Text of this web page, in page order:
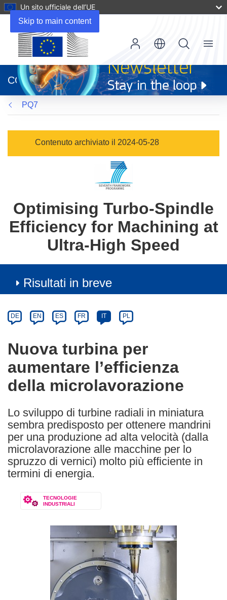
Skip to main content
Un sito ufficiale dell’UE
apre
in
una
nuova
finestra)
CORDIS
Menu
PQ7
Contenuto archiviato il 2024-05-28
Optimising Turbo-Spindle
Efficiency for Machining at
Ultra-High Speed
Risultati in breve
Category
Article
available
the
following
languages:
DE EN ES FR IT PL
Nuova turbina per
aumentare l’efficienza
della microlavorazione
Lo sviluppo di turbine radiali in miniatura
sembra predisposto per ottenere mandrini
per una produzione ad alta velocità (dalla
microlavorazione alle macchine per lo
spruzzo di vernici) molto più efficiente in
termini di energia.
TECNOLOGIE
INDUSTRIALI